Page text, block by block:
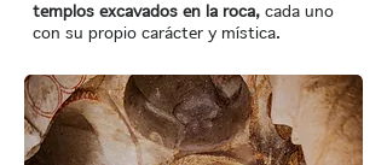
templos excavados en la roca, cada uno
con su propio carácter y mística.